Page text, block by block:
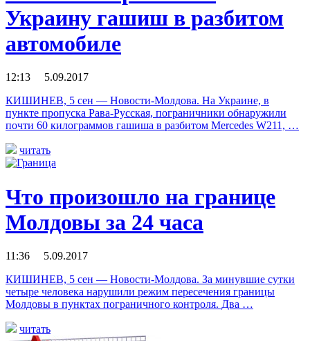
Украину гашиш в разбитом
автомобиле
12:13 5.09.2017
КИШИНЕВ, 5 сен — Новости-Молдова. На Украине, в
пункте пропуска Рава-Русская, пограничники обнаружили
почти 60 килограммов гашиша в разбитом Mercedes W211, …
читать
Что произошло на границе
Молдовы за 24 часа
11:36 5.09.2017
КИШИНЕВ, 5 сен — Новости-Молдова. За минувшие сутки
четыре человека нарушили режим пересечения границы
Молдовы в пунктах пограничного контроля. Два …
читать